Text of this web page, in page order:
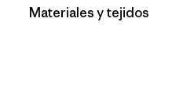
Filtrar por
Materiales y tejidos